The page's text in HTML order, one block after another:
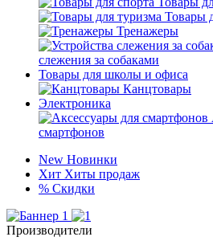
Товары
Тренажеры
слежения за собаками
Товары для школы и офиса
Канцтовары
Электроника
смартфонов
New Новинки
Хит Хиты продаж
% Скидки
Производители